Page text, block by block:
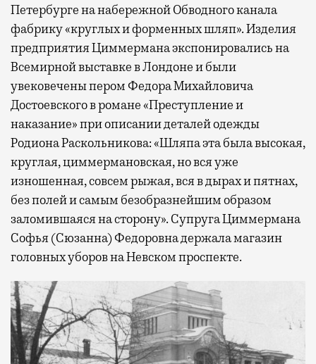
Петербурге на набережной Обводного канала
фабрику «круглых и форменных шляп». Изделия
предприятия Циммермана экспонировались на
Всемирной выставке в Лондоне и были
увековечены пером Федора Михайловича
Достоевского в романе «Преступление и
наказание» при описании деталей одежды
Родиона Раскольникова: «Шляпа эта была высокая,
круглая, циммермановская, но вся уже
изношенная, совсем рыжая, вся в дырах и пятнах,
без полей и самым безобразнейшим образом
заломившаяся на сторону». Супруга Циммермана
Софья (Сюзанна) Федоровна держала магазин
головных уборов на Невском проспекте.